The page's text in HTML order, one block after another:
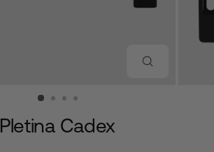
Pletina Cadex